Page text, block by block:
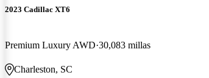
2023 Cadillac XT6
Premium Luxury AWD 30,083 millas
Charleston, SC